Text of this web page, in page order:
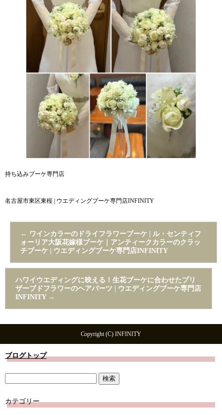
持ち込みブーケ専門店
名古屋市東区東桜 | ウエディングブーケ専門店INFINITY
← ワインカラーのドライフラワーブーケ | ル・センティフ
ォーリア大阪花嫁様ブーケ｜アンティークカラーのクラッ
チブーケ | ウエディングブーケ専門店INFINITY
ハワイウエディングに映える！生花ブーケに合わせたプリ
ザーブドフラワーのヘアパーツ | ウエディングブーケ専門店
INFINITY →
Copyright (C) INFINITY
ブログトップ
カテゴリー